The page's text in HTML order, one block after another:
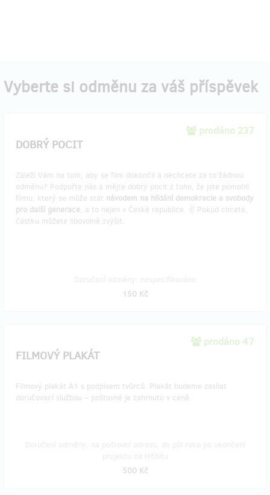
Vyberte si odměnu za váš příspěvek
prodáno 237
DOBRÝ POCIT
Záleží Vám na tom, aby se film dokončil a nechcete za to žádnou
odměnu? Podpořte nás a mějte dobrý pocit z toho, že jste pomohli
filmu, který se může stát návodem na hlídání demokracie a svobody
pro další generace, a to nejen v České republice. ✌️ Pokud chcete,
částku můžete libovolně zvýšit.
150 Kč
prodáno 47
FILMOVÝ PLAKÁT
Filmový plakát A1 s podpisem tvůrců. Plakát budeme zasílat
doručovací službou – poštovné je zahrnuto v ceně.
500 Kč